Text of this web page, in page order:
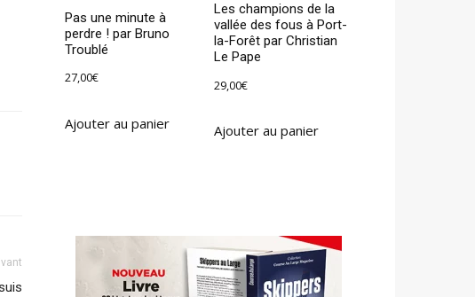
Pas une minute à
perdre ! par Bruno
Troublé
27,00€
Ajouter au panier
Les champions de la
vallée des fous à Port-
la-Forêt par Christian
Le Pape
29,00€
Ajouter au panier